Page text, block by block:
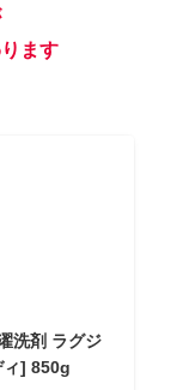
ます
洗剤 ラグジ
ィ] 850g